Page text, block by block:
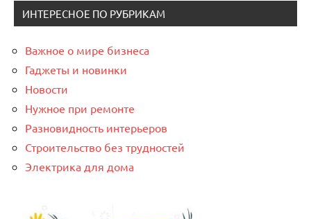
ИНТЕРЕСНОЕ ПО РУБРИКАМ
Важное о мире бизнеса
Гаджеты и новинки
Новости
Нужное при ремонте
Разновидность интерьеров
Строительство без трудностей
Электрика для дома